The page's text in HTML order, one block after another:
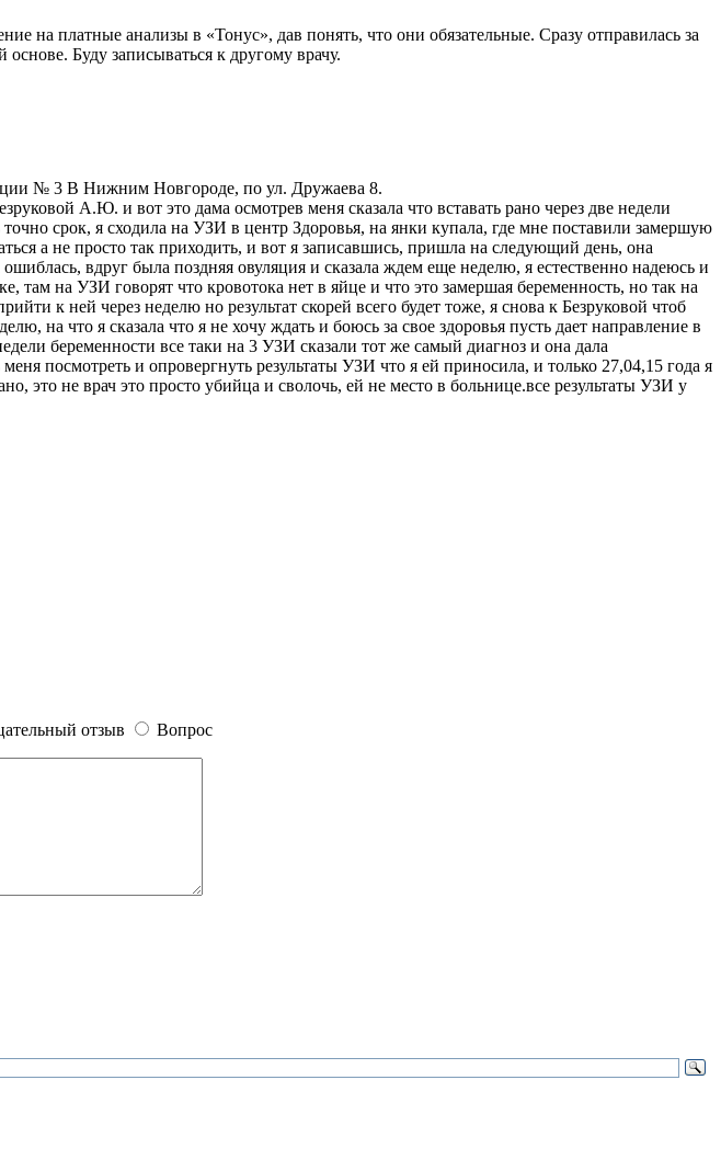
на платные анализы в «Тонус», дав понять, что они обязательные. Сразу отправилась за
Буду записываться к другому врачу.
№ 3 В Нижним Новгороде, по ул. Дружаева 8.
А.Ю. и вот это дама осмотрев меня сказала что вставать рано через две недели
срок, я сходила на УЗИ в центр Здоровья, на янки купала, где мне поставили замершую
а не просто так приходить, и вот я записавшись, пришла на следующий день, она
вдруг была поздняя овуляция и сказала ждем еще неделю, я естественно надеюсь и
на УЗИ говорят что кровотока нет в яйце и что это замершая беременность, но так на
к ней через неделю но результат скорей всего будет тоже, я снова к Безруковой чтоб
на что я сказала что я не хочу ждать и боюсь за свое здоровья пусть дает направление в
беременности все таки на 3 УЗИ сказали тот же самый диагноз и она дала
посмотреть и опровергнуть результаты УЗИ что я ей приносила, и только 27,04,15 года я
это не врач это просто убийца и сволочь, ей не место в больнице.все результаты УЗИ у
отзыв Вопрос